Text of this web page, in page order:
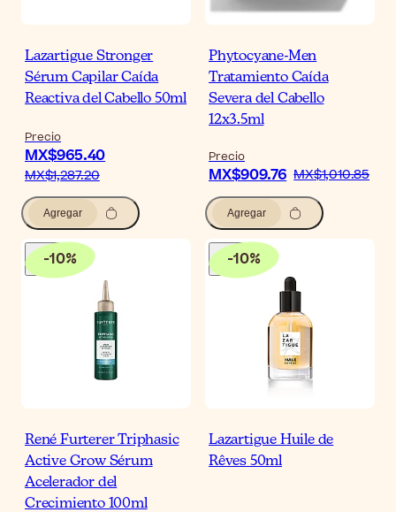
Lazartigue Stronger
Sérum Capilar Caída
Reactiva del Cabello 50ml
Precio
MX$965.40
MX$1,287.20
Agregar
Phytocyane-Men
Tratamiento Caída
Severa del Cabello
12x3.5ml
Precio
MX$909.76 MX$1,010.85
Agregar
-10%
René Furterer Triphasic
Active Grow Sérum
Acelerador del
Crecimiento 100ml
-10%
Lazartigue Huile de
Rêves 50ml